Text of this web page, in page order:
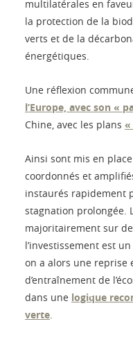
multilatérales en
la protection de la
verts et de la
énergétiques.
Une réflexion
l’Europe, avec son «
Chine, avec les plans «
Ainsi sont mis en
coordonnés et
instaurés rapidement
stagnation prolongée.
majoritairement sur
l’investissement est
on a alors une reprise
d’entraînement de
dans une logique
verte.